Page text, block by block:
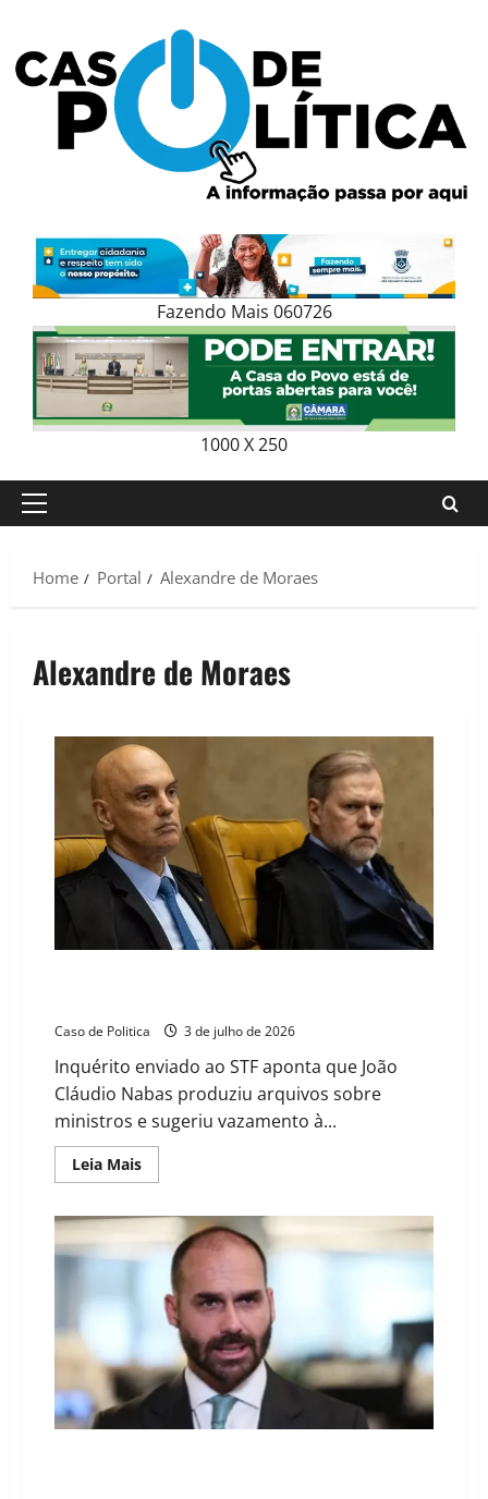
content
Fazendo Mais 060726
1000 X 250
Primary
Home
Portal Alexandre de Moraes
Alexandre de Moraes
Caso de Politica 3 de julho de 2026
Inquérito enviado ao STF aponta que João
Cláudio Nabas produziu arquivos sobre
ministros e sugeriu vazamento à...
Leia MaisRead
more
confirma
perito
criou
dossiês
contra
Moraes
Toffoli
com
dados
de
celular